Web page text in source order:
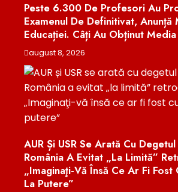
Peste 6.300 De Profesori Au
Examenul De Definitivat, Anunță
Educației. Câți Au Obținut
august 8, 2026
AUR Și USR Se Arată Cu
România A Evitat „la Limită”
„Imaginaţi-Vă Însă Ce Ar Fi Fost
La Putere”